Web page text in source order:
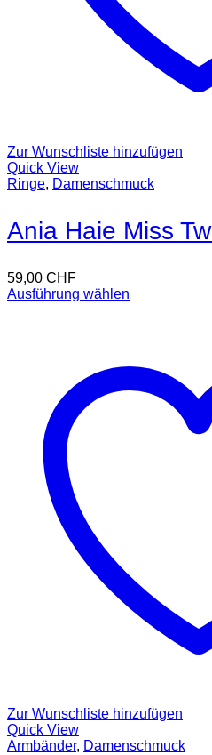
Zur Wunschliste hinzufügen
Quick View
Ringe, Damenschmuck
Ania Haie Miss
59,00 CHF
Ausführung wählen
Zur Wunschliste hinzufügen
Quick View
Armbänder, Damenschmuck